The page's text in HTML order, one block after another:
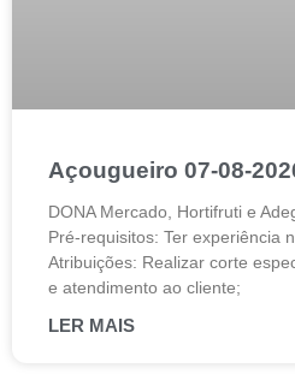
Açougueiro 07-08-
DONA Mercado, Hortifruti e
Pré-requisitos: Ter experiência
Atribuições: Realizar corte
e atendimento ao cliente;
LER MAIS